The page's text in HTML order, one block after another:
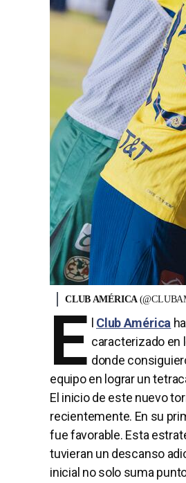
CLUB AMÉRICA
E Club América
caracterizado en
donde
equipo en lograr un
El inicio de este nuevo
recientemente. En su
fue favorable. Esta
tuvieran un descanso
inicial no solo suma